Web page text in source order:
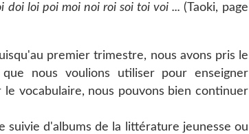
doi loi poi moi noi roi soi toi voi ... (Taoki, page
premier trimestre, nous avons pris le
nous voulions utiliser pour enseigner
vocabulaire, nous pouvons bien continuer
suivie d'albums de la littérature jeunesse ou